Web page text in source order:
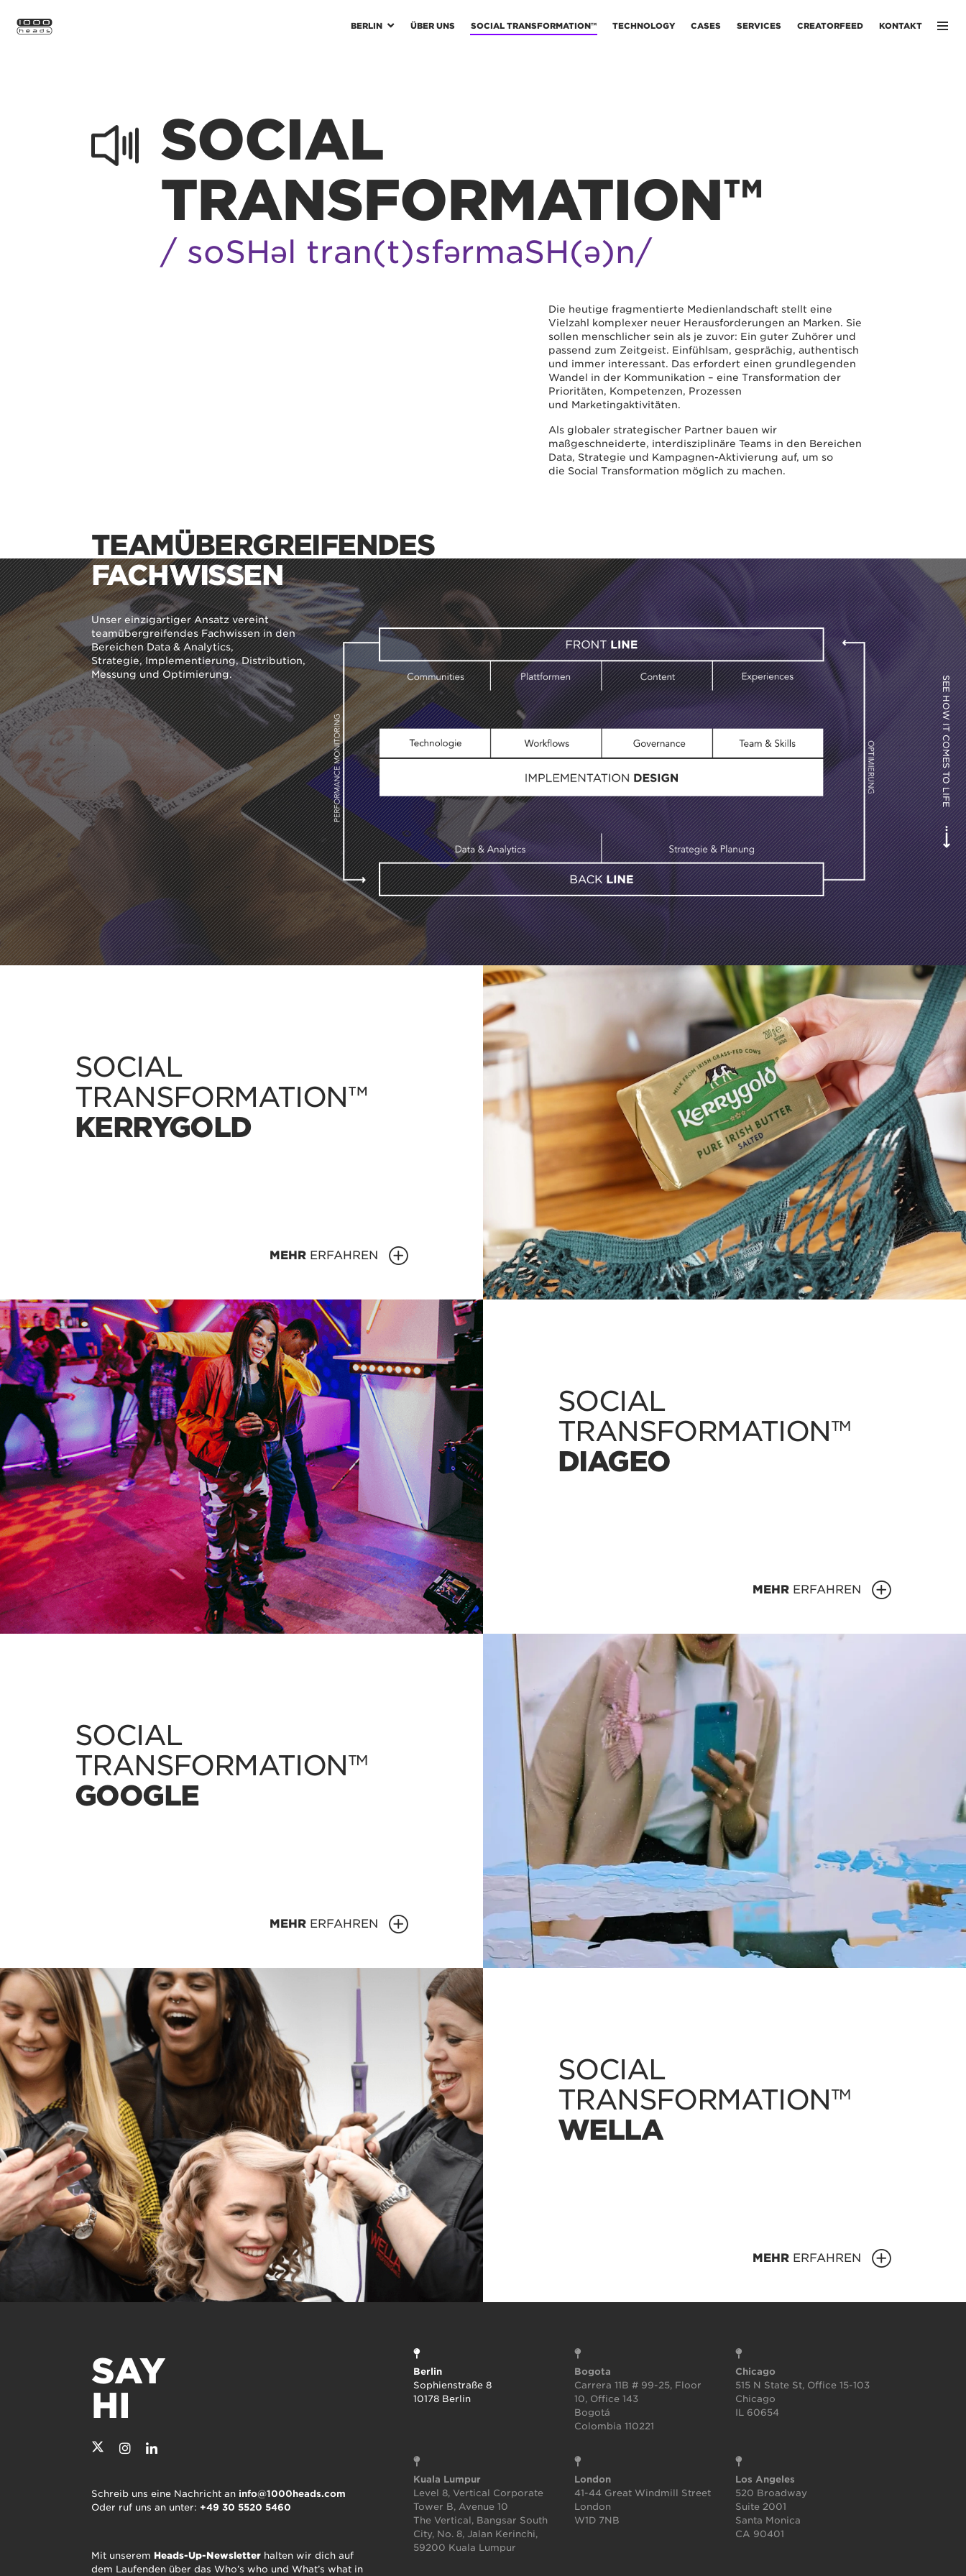
BERLIN ÜBER UNS​ SOCIAL TRANSFORMATION™ TECHNOLOGY CASES SERVICES CREATORFEED KONTAKT
SEE HOW IT COMES TO LIFE
SOCIAL
TRANSFORMATION™
/ sōSHəl tran(t)sfərmāSH(ə)n/
Die heutige fragmentierte Medienlandschaft stellt eine
Vielzahl komplexer neuer Herausforderungen an Marken. Sie
sollen menschlicher sein als je zuvor: Ein guter Zuhörer und
passend zum Zeitgeist. Einfühlsam, gesprächig, authentisch
und immer interessant. Das erfordert einen grundlegenden
Wandel in der Kommunikation – eine Transformation der
Prioritäten, Kompetenzen, Prozessen
und Marketingaktivitäten.​
Als globaler strategischer Partner bauen wir
maßgeschneiderte, interdisziplinäre Teams in den Bereichen
Data, Strategie und Kampagnen-Aktivierung auf, um so
die Social Transformation möglich zu machen.​
TEAMÜBERGREIFENDES
FACHWISSEN
Unser einzigartiger Ansatz vereint
teamübergreifendesFachwissen in den
Bereichen Data & Analytics,
Strategie,Implementierung, Distribution,
Messung und Optimierung.
SOCIAL
TRANSFORMATION™
KERRYGOLD
MEHR ERFAHREN
SOCIAL
TRANSFORMATIONTM
DIAGEO
MEHR ERFAHREN
SOCIAL
TRANSFORMATIONTM
GOOGLE
MEHR ERFAHREN
SOCIAL
TRANSFORMATIONTM
WELLA
MEHR ERFAHREN
SAY
HI
Schreib uns eine Nachricht an info@1000heads.com
Oder ruf uns an unter: +49 30 5520 5460
Mit unserem Heads-Up-Newsletter halten wir dich auf
dem Laufenden über das Who’s who und What’s what in
Berlin
Sophienstraße 8
10178 Berlin
Bogota
Carrera 11B # 99-25, Floor
10, Office 143
Bogotá
Colombia 110221
Chicago
515 N State St, Office 15-103
Chicago
IL 60654
Kuala Lumpur
Level 8, Vertical Corporate
Tower B, Avenue 10
The Vertical, Bangsar South
City, No. 8, Jalan Kerinchi,
59200 Kuala Lumpur
London
41-44 Great Windmill Street
London
W1D 7NB
Los Angeles
520 Broadway
Suite 2001
Santa Monica
CA 90401